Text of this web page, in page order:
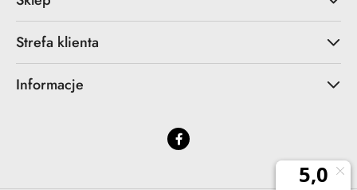
Strefa klienta
Informacje